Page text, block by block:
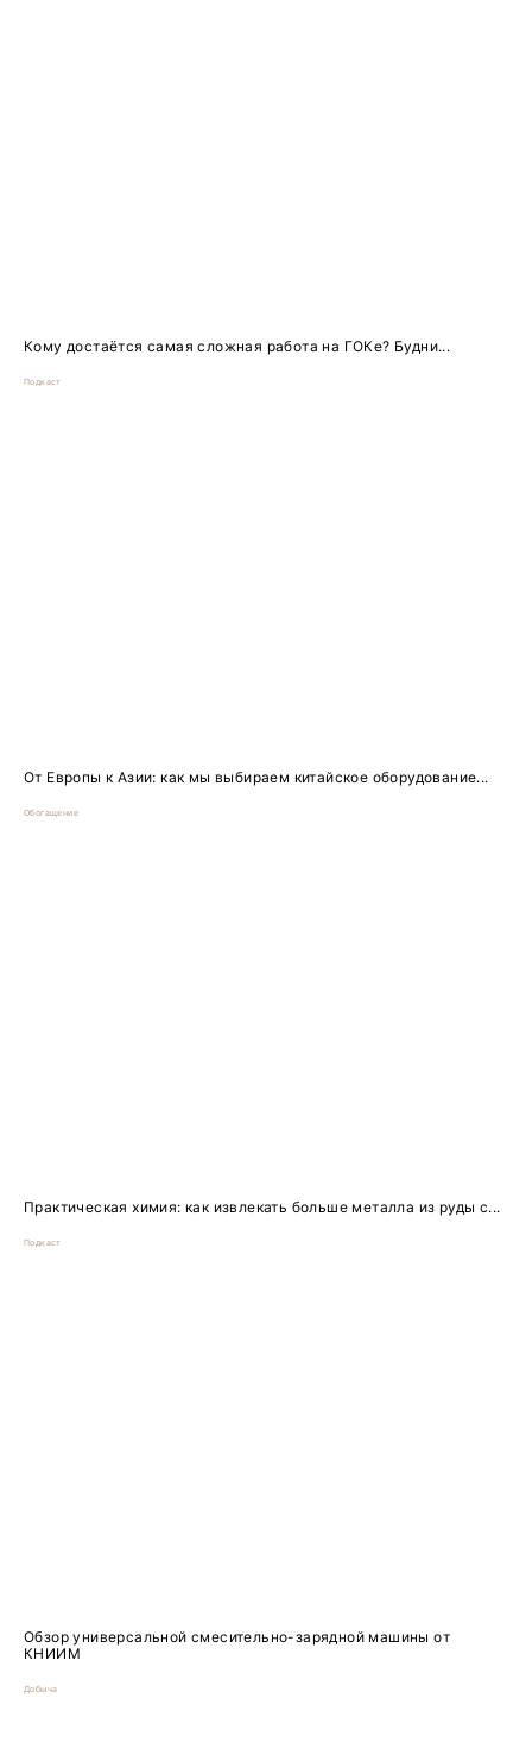
Кому достаётся самая сложная работа на ГОКе? Будни...
Подкаст
От Европы к Азии: как мы выбираем китайское оборудование...
Обогащение
Практическая химия: как извлекать больше металла из руды с...
Подкаст
Обзор универсальной смесительно-зарядной машины от
КНИИМ
Добыча